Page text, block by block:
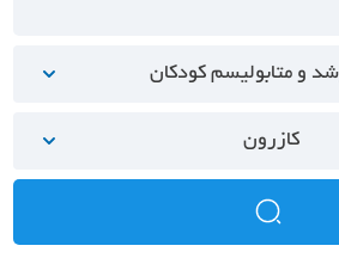
و متابولیسم کودکان
کازرون